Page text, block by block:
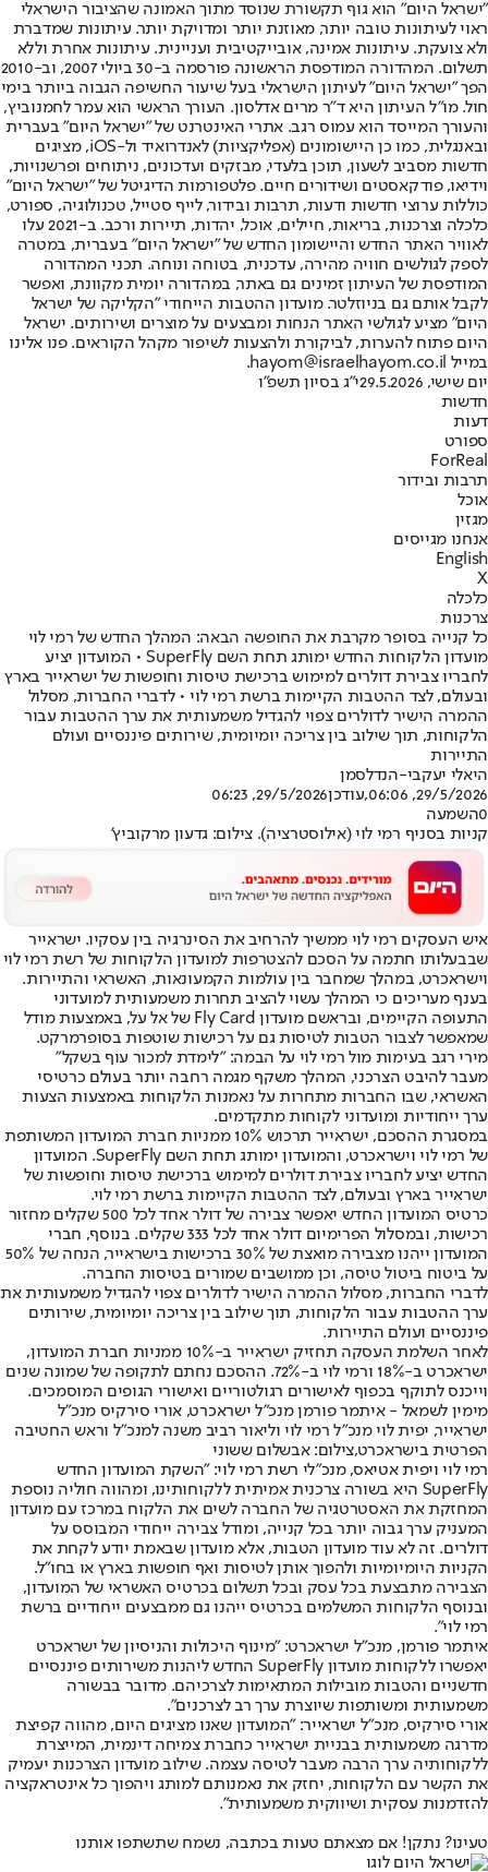
"ישראל היום" הוא גוף תקשורת שנוסד מתוך האמונה שהציבור הישראלי
ראוי לעיתונות טובה יותר, מאוזנת יותר ומדויקת יותר. עיתונות שמדברת
ולא צועקת. עיתונות אמינה, אובייקטיבית ועניינית. עיתונות אחרת וללא
תשלום. המהדורה המודפסת הראשונה פורסמה ב-30 ביולי 2007, וב-2010
הפך "ישראל היום" לעיתון הישראלי בעל שיעור החשיפה הגבוה ביותר בימי
חול. מו"ל העיתון היא ד"ר מרים אדלסון. העורך הראשי הוא עמר לחמנוביץ,
והעורך המייסד הוא עמוס רגב. אתרי האינטרנט של "ישראל היום" בעברית
ובאנגלית, כמו כן היישומונים (אפליקציות) לאנדרואיד ול-iOS, מציגים
חדשות מסביב לשעון, תוכן בלעדי, מבזקים ועדכונים, ניתוחים ופרשנויות,
וידיאו, פודקאסטים ושידורים חיים. פלטפורמות הדיגיטל של "ישראל היום"
כוללות ערוצי חדשות ודעות, תרבות ובידור, לייף סטייל, טכנולוגיה, ספורט,
כלכלה וצרכנות, בריאות, חיילים, אוכל, יהדות, תיירות ורכב. ב-2021 עלו
לאוויר האתר החדש והיישומון החדש של "ישראל היום" בעברית, במטרה
לספק לגולשים חוויה מהירה, עדכנית, בטוחה ונוחה. תכני המהדורה
המודפסת של העיתון זמינים גם באתר, במהדורה יומית מקוונת, ואפשר
לקבל אותם גם בניוזלטר. מועדון ההטבות הייחודי "הקליקה של ישראל
היום" מציע לגולשי האתר הנחות ומבצעים על מוצרים ושירותים. ישראל
היום פתוח להערות, לביקורת ולהצעות לשיפור מקהל הקוראים. פנו אלינו
במייל hayom@israelhayom.co.il.
יום שישי, 29.5.2026
י"ג בסיון תשפ"ו
חדשות
דעות
ספורט
ForReal
תרבות ובידור
אוכל
מגזין
אנחנו מגייסים
English
X
כלכלה
צרכנות
כל קנייה בסופר מקרבת את החופשה הבאה: המהלך החדש של רמי לוי
מועדון הלקוחות החדש ימותג תחת השם SuperFly • המועדון יציע
לחבריו צבירת דולרים למימוש ברכישת טיסות וחופשות של ישראייר בארץ
ובעולם, לצד ההטבות הקיימות ברשת רמי לוי • לדברי החברות, מסלול
ההמרה הישיר לדולרים צפוי להגדיל משמעותית את ערך ההטבות עבור
הלקוחות, תוך שילוב בין צריכה יומיומית, שירותים פיננסיים ועולם
התיירות
היאלי יעקבי-הנדלסמן
29/5/2026, 06:06
,עודכן29/5/2026, 06:23
0השמעה
קניות בסניף רמי לוי (אילוסטרציה). צילום: גדעון מרקוביץ'
איש העסקים רמי לוי ממשיך להרחיב את הסינרגיה בין עסקיו. ישראייר
שבבעלותו חתמה על הסכם להצטרפות למועדון הלקוחות של רשת רמי לוי
וישראכרט, במהלך שמחבר בין עולמות הקמעונאות, האשראי והתיירות.
בענף מעריכים כי המהלך עשוי להציב תחרות משמעותית למועדוני
התעופה הקיימים, ובראשם מועדון Fly Card של אל על, באמצעות מודל
שמאפשר לצבור הטבות לטיסות גם על רכישות שוטפות בסופרמרקט.
מירי רגב בעימות מול רמי לוי על הבמה: "לימדת למכור עוף בשקל"
מעבר להיבט הצרכני, המהלך משקף מגמה רחבה יותר בעולם כרטיסי
האשראי, שבו החברות מתחרות על נאמנות הלקוחות באמצעות הצעות
ערך ייחודיות ומועדוני לקוחות מתקדמים.
במסגרת ההסכם, ישראייר תרכוש 10% ממניות חברת המועדון המשותפת
של רמי לוי וישראכרט, והמועדון ימותג תחת השם SuperFly. המועדון
החדש יציע לחבריו צבירת דולרים למימוש ברכישת טיסות וחופשות של
ישראייר בארץ ובעולם, לצד ההטבות הקיימות ברשת רמי לוי.
כרטיס המועדון החדש יאפשר צבירה של דולר אחד לכל 500 שקלים מחזור
רכישות, ובמסלול הפרימיום דולר אחד לכל 333 שקלים. בנוסף, חברי
המועדון ייהנו מצבירה מואצת של 30% ברכישות בישראייר, הנחה של 50%
על ביטוח ביטול טיסה, וכן ממושבים שמורים בטיסות החברה.
לדברי החברות, מסלול ההמרה הישיר לדולרים צפוי להגדיל משמעותית את
ערך ההטבות עבור הלקוחות, תוך שילוב בין צריכה יומיומית, שירותים
פיננסיים ועולם התיירות.
לאחר השלמת העסקה תחזיק ישראייר ב-10% ממניות חברת המועדון,
ישראכרט ב-18% ורמי לוי ב-72%. ההסכם נחתם לתקופה של שמונה שנים
וייכנס לתוקף בכפוף לאישורים רגולטוריים ואישורי הגופים המוסמכים.
מימין לשמאל - איתמר פורמן מנכ"ל ישראכרט, אורי סירקיס מנכ"ל
ישראייר, יפית לוי מנכ"ל רמי לוי וליאור רביב משנה למנכ"ל וראש החטיבה
הפרטית בישראכרט,צילום: אבשלום ששוני
רמי לוי ויפית אטיאס, מנכ"לי רשת רמי לוי: "השקת המועדון החדש
SuperFly היא בשורה צרכנית אמיתית ללקוחותינו, ומהווה חוליה נוספת
המחזקת את האסטרטגיה של החברה לשים את הלקוח במרכז עם מועדון
המעניק ערך גבוה יותר בכל קנייה, ומודל צבירה ייחודי המבוסס על
דולרים. זה לא עוד מועדון הטבות, אלא מועדון שבאמת יודע לקחת את
הקניות היומיומיות ולהפוך אותן לטיסות ואף חופשות בארץ או בחו״ל.
הצבירה מתבצעת בכל עסק ובכל תשלום בכרטיס האשראי של המועדון,
ובנוסף הלקוחות המשלמים בכרטיס ייהנו גם ממבצעים ייחודיים ברשת
רמי לוי".
איתמר פורמן, מנכ"ל ישראכרט: "מינוף היכולות והניסיון של ישראכרט
יאפשרו ללקוחות מועדון SuperFly החדש ליהנות משירותים פיננסיים
חדשניים והטבות מובילות המתאימות לצרכיהם. מדובר בבשורה
משמעותית ומשותפות שיוצרת ערך רב לצרכנים".
אורי סירקיס, מנכ"ל ישראייר: "המועדון שאנו מציגים היום, מהווה קפיצת
מדרגה משמעותית בבניית ישראייר כחברת צמיחה דינמית, המייצרת
ללקוחותיה ערך הרבה מעבר לטיסה עצמה. שילוב מועדון הצרכנות יעמיק
את הקשר עם הלקוחות, יחזק את נאמנותם למותג ויהפוך כל אינטראקציה
להזדמנות עסקית ושיווקית משמעותית".
טעינו? נתקן! אם מצאתם טעות בכתבה, נשמח שתשתפו אותנו